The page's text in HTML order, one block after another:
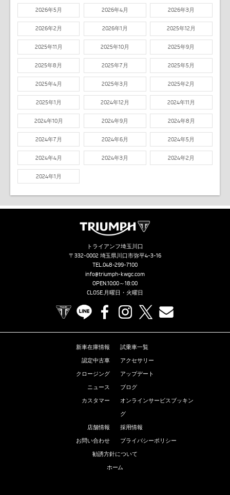
2026年5月 2026年4月 2026年3月
2026年2月 2026年1月 2025年12月
2025年11月 2025年10月 2025年9月
2025年8月 2025年7月 2025年5月
2025年4月 2025年3月 2025年2月
2025年1月 2024年12月 2024年11月
2024年10月 2024年9月 2024年8月
2024年7月 2024年6月 2024年5月
2024年4月 2024年3月 2024年2月
2024年1月
トライアンフ埼玉川口
〒332-0002 埼玉県川口市弥平4-3-16
TEL. 048-299-7100
info@triumph-kwgc.com
OPEN.10:00～18:00
CLOSE.月曜日・火曜日
TRIUMPH OFFICIAL SITE
LINE FacebookInstagram
新車在庫情報
試乗車一覧
認定中古車
アクセサリー
クロージング
アップデート
ニュース
ブログ
カスタマー
オンラインサービスブッキン
グ
店舗情報
採用情報
お問い合わせ
プライバシーポリシー
勧誘方針について
ホーム